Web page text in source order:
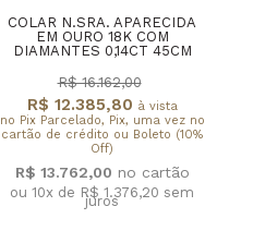
COLAR N.SRA. APARECIDA
EM OURO 18K COM
DIAMANTES 0,14CT 45CM
R$ 12.385,80 à vista
no Pix Parcelado, Pix, uma vez no
cartão de crédito ou Boleto (10%
Off)
R$ 16.162,00
R$ 13.762,00
ou 10x de R$ 1.376,20 sem
juros